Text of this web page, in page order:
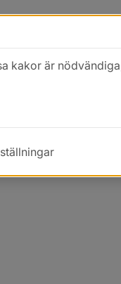
kakor är